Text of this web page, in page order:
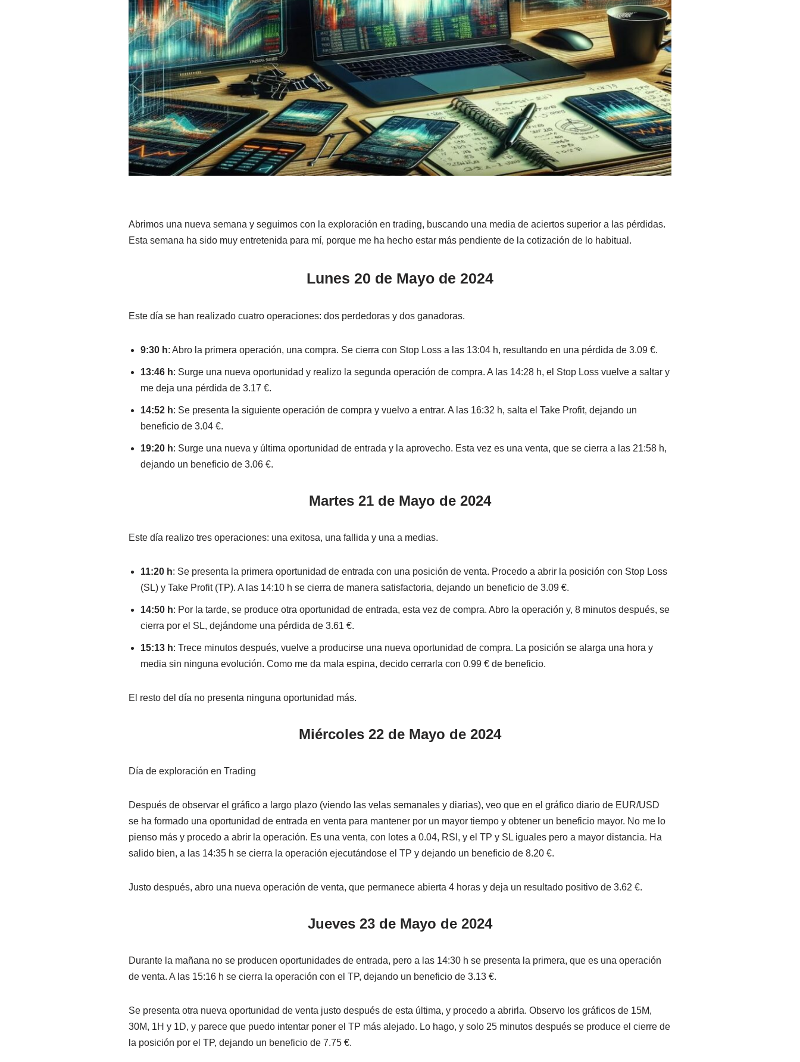
Abrimos una nueva semana y seguimos con la exploración en trading, buscando una media de aciertos superior a las pérdidas.
Esta semana ha sido muy entretenida para mí, porque me ha hecho estar más pendiente de la cotización de lo habitual.
Lunes 20 de Mayo de 2024
Este día se han realizado cuatro operaciones: dos perdedoras y dos ganadoras.
9:30 h: Abro la primera operación, una compra. Se cierra con Stop Loss a las 13:04 h, resultando en una pérdida de 3.09 €.
13:46 h: Surge una nueva oportunidad y realizo la segunda operación de compra. A las 14:28 h, el Stop Loss vuelve a saltar y
me deja una pérdida de 3.17 €.
14:52 h: Se presenta la siguiente operación de compra y vuelvo a entrar. A las 16:32 h, salta el Take Profit, dejando un
beneficio de 3.04 €.
19:20 h: Surge una nueva y última oportunidad de entrada y la aprovecho. Esta vez es una venta, que se cierra a las 21:58 h,
dejando un beneficio de 3.06 €.
Martes 21 de Mayo de 2024
Este día realizo tres operaciones: una exitosa, una fallida y una a medias.
11:20 h: Se presenta la primera oportunidad de entrada con una posición de venta. Procedo a abrir la posición con Stop Loss
(SL) y Take Profit (TP). A las 14:10 h se cierra de manera satisfactoria, dejando un beneficio de 3.09 €.
14:50 h: Por la tarde, se produce otra oportunidad de entrada, esta vez de compra. Abro la operación y, 8 minutos después, se
cierra por el SL, dejándome una pérdida de 3.61 €.
15:13 h: Trece minutos después, vuelve a producirse una nueva oportunidad de compra. La posición se alarga una hora y
media sin ninguna evolución. Como me da mala espina, decido cerrarla con 0.99 € de beneficio.
El resto del día no presenta ninguna oportunidad más.
Miércoles 22 de Mayo de 2024
Día de exploración en Trading
Después de observar el gráfico a largo plazo (viendo las velas semanales y diarias), veo que en el gráfico diario de EUR/USD
se ha formado una oportunidad de entrada en venta para mantener por un mayor tiempo y obtener un beneficio mayor. No me lo
pienso más y procedo a abrir la operación. Es una venta, con lotes a 0.04, RSI, y el TP y SL iguales pero a mayor distancia. Ha
salido bien, a las 14:35 h se cierra la operación ejecutándose el TP y dejando un beneficio de 8.20 €.
Justo después, abro una nueva operación de venta, que permanece abierta 4 horas y deja un resultado positivo de 3.62 €.
Jueves 23 de Mayo de 2024
Durante la mañana no se producen oportunidades de entrada, pero a las 14:30 h se presenta la primera, que es una operación
de venta. A las 15:16 h se cierra la operación con el TP, dejando un beneficio de 3.13 €.
Se presenta otra nueva oportunidad de venta justo después de esta última, y procedo a abrirla. Observo los gráficos de 15M,
30M, 1H y 1D, y parece que puedo intentar poner el TP más alejado. Lo hago, y solo 25 minutos después se produce el cierre de
la posición por el TP, dejando un beneficio de 7.75 €.